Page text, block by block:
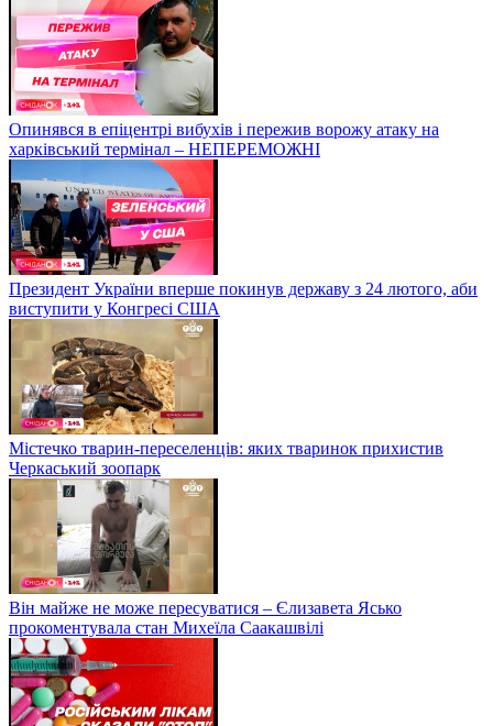
Опинявся в епіцентрі вибухів і пережив ворожу атаку на
харківський термінал – НЕПЕРЕМОЖНІ
Президент України вперше покинув державу з 24 лютого, аби
виступити у Конгресі США
Містечко тварин-переселенців: яких тваринок прихистив
Черкаський зоопарк
Він майже не може пересуватися – Єлизавета Ясько
прокоментувала стан Михеїла Саакашвілі